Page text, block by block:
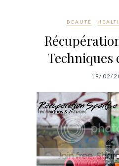
BEAUTÉ
Techniques
19/02/